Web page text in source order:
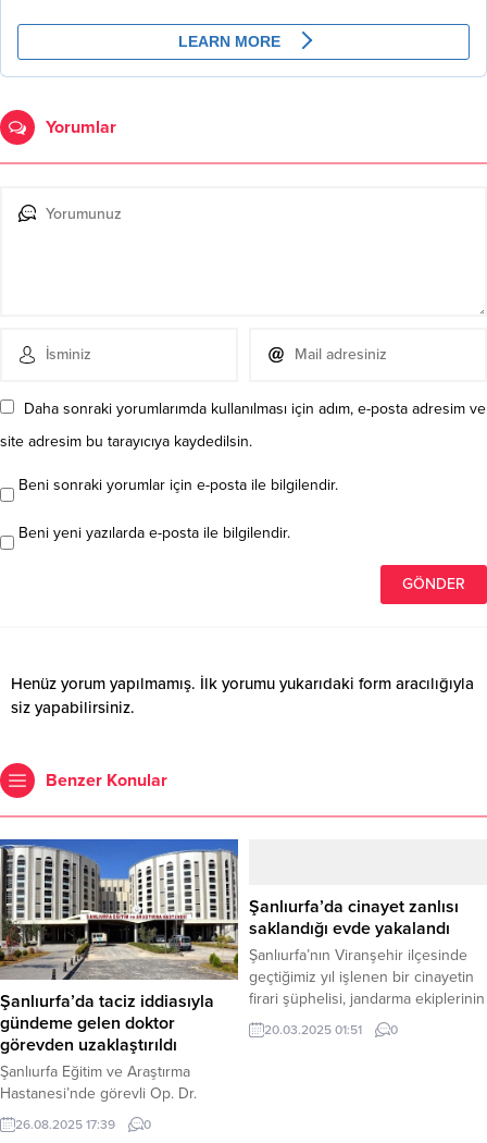
Yorumlar
Daha sonraki yorumlarımda kullanılması için adım, e-posta adresim ve
site adresim bu tarayıcıya kaydedilsin.
Beni sonraki yorumlar için e-posta ile bilgilendir.
Beni yeni yazılarda e-posta ile bilgilendir.
Henüz yorum yapılmamış. İlk yorumu yukarıdaki form aracılığıyla
siz yapabilirsiniz.
Benzer Konular
Şanlıurfa’da taciz iddiasıyla
gündeme gelen doktor
görevden uzaklaştırıldı
Şanlıurfa Eğitim ve Araştırma
Hastanesi’nde görevli Op. Dr.
A.Y.’nin, bir hasta yakınına sosyal
medya üzerinden taciz içerikli
26.08.2025 17:39 0
Şanlıurfa’da cinayet zanlısı
saklandığı evde yakalandı
Şanlıurfa’nın Viranşehir ilçesinde
geçtiğimiz yıl işlenen bir cinayetin
firari şüphelisi, jandarma ekiplerinin
düzenlediği operasyonla yakalandı.
Viranşehir Kaymakamlığı’nın sosyal
20.03.2025 01:51 0